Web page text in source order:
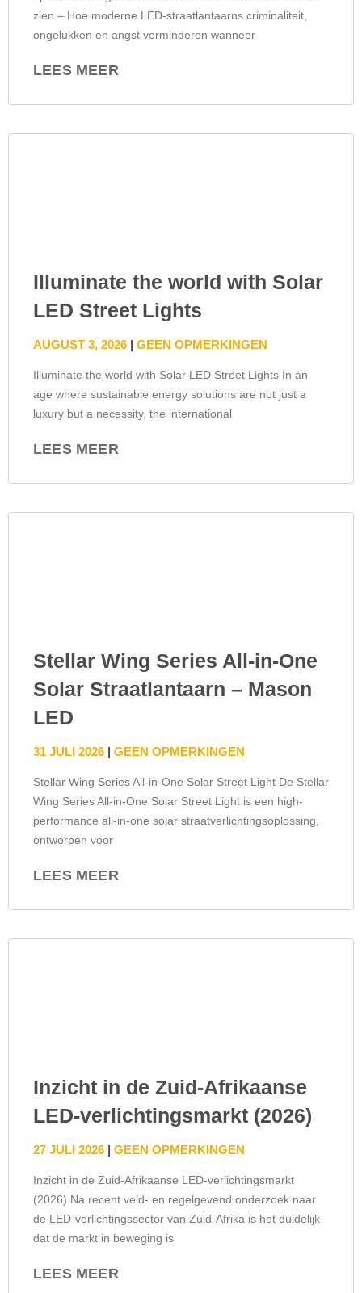
zien – Hoe moderne LED-straatlantaarns criminaliteit,
ongelukken en angst verminderen wanneer
LEES MEER
Illuminate the world with Solar
LED Street Lights
AUGUST 3, 2026 GEEN OPMERKINGEN
Illuminate the world with Solar LED Street Lights In an
age where sustainable energy solutions are not just a
luxury but a necessity, the international
LEES MEER
Stellar Wing Series All-in-One
Solar Straatlantaarn – Mason
LED
31 JULI 2026 GEEN OPMERKINGEN
Stellar Wing Series All-in-One Solar Street Light De Stellar
Wing Series All-in-One Solar Street Light is een high-
performance all-in-one solar straatverlichtingsoplossing,
ontworpen voor
LEES MEER
Inzicht in de Zuid-Afrikaanse
LED-verlichtingsmarkt (2026)
27 JULI 2026 GEEN OPMERKINGEN
Inzicht in de Zuid-Afrikaanse LED-verlichtingsmarkt
(2026) Na recent veld- en regelgevend onderzoek naar
de LED-verlichtingssector van Zuid-Afrika is het duidelijk
dat de markt in beweging is
LEES MEER